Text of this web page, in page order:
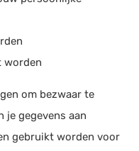
worden​
om bezwaar te
je gegevens aan
gebruikt worden voor